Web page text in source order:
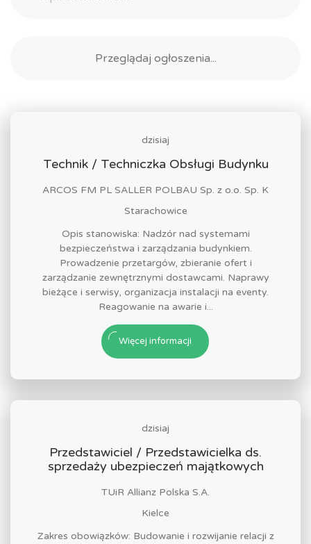
dzisiaj
Technik / Techniczka Obsługi Budynku
ARCOS FM PL SALLER POLBAU Sp. z o.o. Sp. K
Starachowice
Opis stanowiska: Nadzór nad systemami
bezpieczeństwa i zarządzania budynkiem.
Prowadzenie przetargów, zbieranie ofert i
zarządzanie zewnętrznymi dostawcami. Naprawy
bieżące i serwisy, organizacja instalacji na eventy.
Reagowanie na awarie i...
Więcej informacji
dzisiaj
Przedstawiciel / Przedstawicielka ds.
sprzedaży ubezpieczeń majątkowych
TUiR Allianz Polska S.A.
Kielce
Zakres obowiązków: Budowanie i rozwijanie relacji z